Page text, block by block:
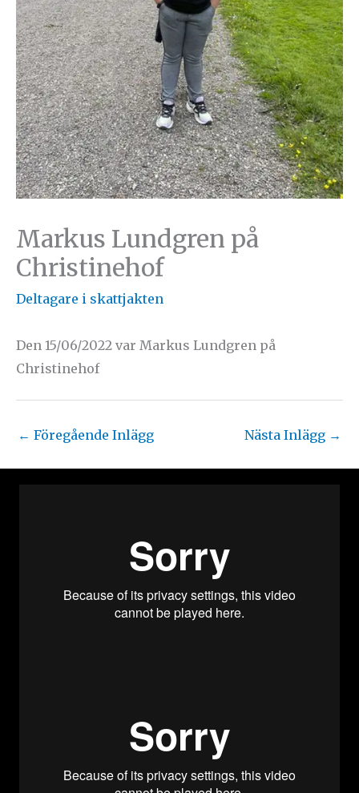
Markus Lundgren på
Christinehof
Deltagare i skattjakten
Den 15/06/2022 var Markus Lundgren på
Christinehof
← Föregående Inlägg Nästa Inlägg →